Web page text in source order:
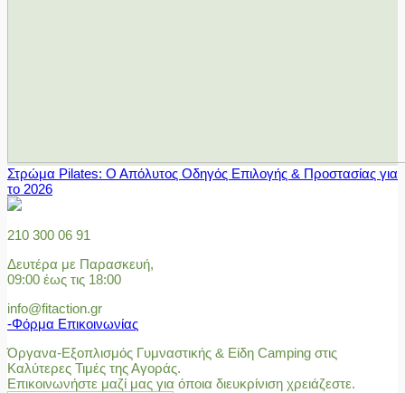
Στρώμα Pilates: Ο Απόλυτος Οδηγός Επιλογής & Προστασίας για
το 2026
210 300 06 91
Δευτέρα με Παρασκευή,
09:00 έως τις 18:00
info@fitaction.gr
-Φόρμα Επικοινωνίας
Όργανα-Εξοπλισμός Γυμναστικής & Είδη Camping στις
Καλύτερες Τιμές της Αγοράς.
Επικοινωνήστε μαζί μας για όποια διευκρίνιση χρειάζεστε.